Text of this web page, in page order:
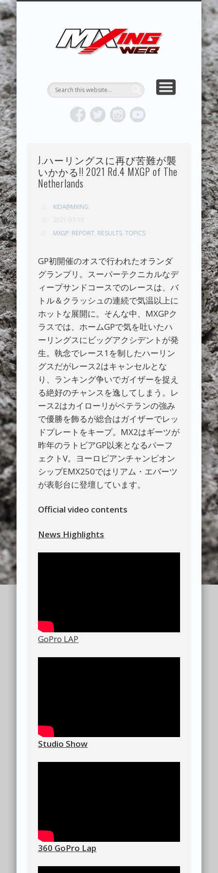
トク
HOME
TOPICS
ABOUT MX
RESULTS
REPORT
MXING & MXING＋PLUS
HYPER MXING
CONTACT
J.ハーリングスに再び苦難が襲
いかかる!! 2021 Rd.4 MXGP of The
Netherlands
KIDA@MXING
2021-07-19
MXGP, REPORT, RESULTS,TOPICS
GP初開催のオスで行われたオランダ
グランプリ。スーパーテクニカルなデ
ィープサンドコースでのレースは、バ
トル＆クラッシュの連続で気温以上に
ホットな展開に。そんな中、MXGPク
ラスでは、ホームGPで気を吐いたハ
ーリングスにビッグアクシデントが発
生。執念でレース1を制したハーリン
グスだがレース2はキャンセルとな
り、ランキング争いでガイザーを捉え
る絶好のチャンスを逸してしまう。レ
ース2はカイローリがベテランの強み
で優勝を飾るが総合はガイザーでレッ
ドプレートをキープ。MX2はギーツが
昨年のラトビアGP以来となるパーフ
ェクトV。ヨーロピアンチャンピオン
シップEMX250ではリアム・エバーツ
が表彰台に登壇しています。
Official video contents
News Highlights
GoPro LAP
Studio Show
360 GoPro Lap